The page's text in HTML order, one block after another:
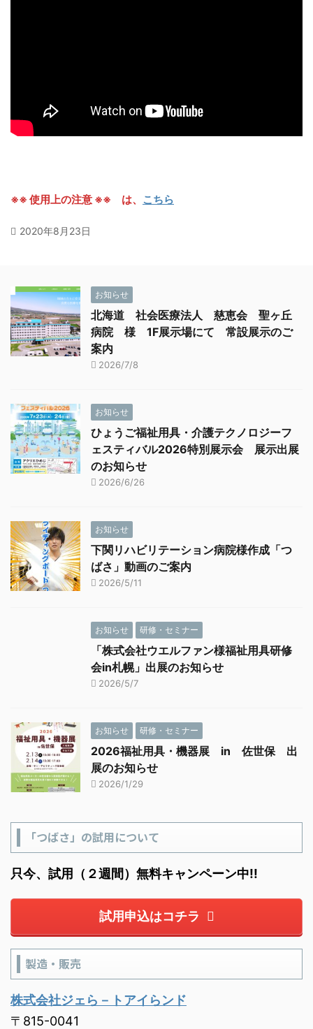
※※ 使用上の注意 ※※ は、 こちら
2020年8月23日
お知らせ
北海道 社会医療法人 慈恵会 聖ヶ丘
病院 様 1F展示場にて 常設展示のご
案内
2026/7/8
お知らせ
ひょうご福祉用具・介護テクノロジーフ
ェスティバル2026特別展示会 展示出展
のお知らせ
2026/6/26
お知らせ
下関リハビリテーション病院様作成「つ
ばさ」動画のご案内
2026/5/11
お知らせ 研修・セミナー
「株式会社ウエルファン様福祉用具研修
会in札幌」出展のお知らせ
2026/5/7
お知らせ 研修・セミナー
2026福祉用具・機器展 in 佐世保 出
展のお知らせ
2026/1/29
「つばさ」の試用について
只今、試用（２週間）無料キャンペーン中!!
試用申込はコチラ
製造・販売
株式会社ジェら－トアイらンド
〒815-0041